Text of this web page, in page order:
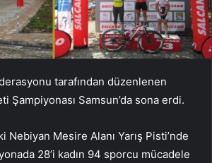
tarafından düzenlenen
Şampiyonası Samsun’da sona erdi.
Nebiyan Mesire Alanı Yarış Pisti’nde
28’i kadın 94 sporcu mücadele